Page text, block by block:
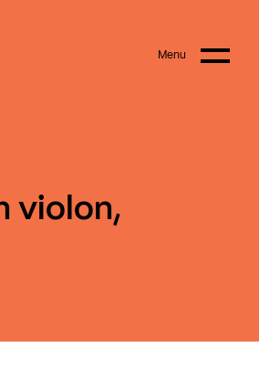
Menu
violon,